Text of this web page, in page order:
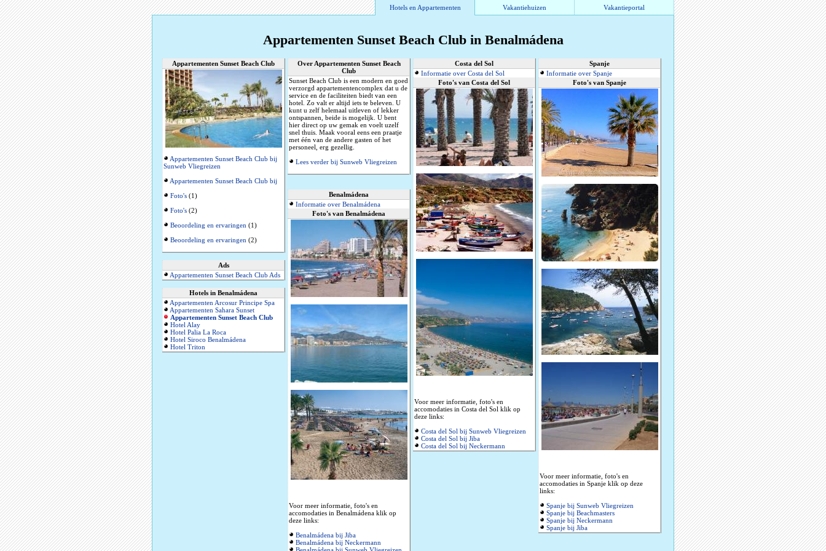
Hotels en Appartementen Vakantiehuizen Vakantieportal
Appartementen Sunset Beach Club in Benalmádena
Appartementen Sunset Beach Club
Appartementen Sunset Beach Club bij
Sunweb Vliegreizen
Appartementen Sunset Beach Club bij
Foto's (1)
Foto's (2)
Beoordeling en ervaringen (1)
Beoordeling en ervaringen (2)
Ads
Appartementen Sunset Beach Club Ads
Hotels in Benalmádena
Appartementen Arcosur Principe Spa
Appartementen Sahara Sunset
Appartementen Sunset Beach Club
Hotel Alay
Hotel Palia La Roca
Hotel Siroco Benalmádena
Hotel Triton
Over Appartementen Sunset Beach
Club
Sunset Beach Club is een modern en goed
verzorgd appartementencomplex dat u de
service en de faciliteiten biedt van een
hotel. Zo valt er altijd iets te beleven. U
kunt u zelf helemaal uitleven of lekker
ontspannen, beide is mogelijk. U bent
hier direct op uw gemak en voelt uzelf
snel thuis. Maak vooral eens een praatje
met één van de andere gasten of het
personeel, erg gezellig.
Lees verder bij Sunweb Vliegreizen
Benalmádena
Informatie over Benalmádena
Foto's van Benalmádena
Voor meer informatie, foto's en
accomodaties in Benalmádena klik op
deze links:
Benalmádena bij Jiba
Benalmádena bij Neckermann
Costa del Sol
Informatie over Costa del Sol
Foto's van Costa del Sol
Voor meer informatie, foto's en
accomodaties in Costa del Sol klik op
deze links:
Costa del Sol bij Sunweb Vliegreizen
Costa del Sol bij Jiba
Costa del Sol bij Neckermann
Spanje
Informatie over Spanje
Foto's van Spanje
Voor meer informatie, foto's en
accomodaties in Spanje klik op deze
links:
Spanje bij Sunweb Vliegreizen
Spanje bij Beachmasters
Spanje bij Neckermann
Spanje bij Jiba